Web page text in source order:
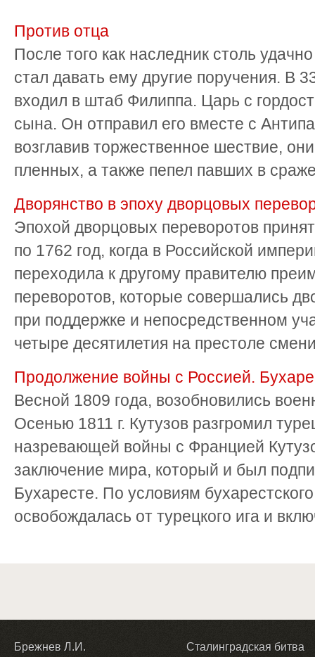
Против отца
После того как наследник столь
стал давать ему другие поручения. В
входил в штаб Филиппа. Царь с
сына. Он отправил его вместе с
возглавив торжественное шествие,
пленных, а также пепел павших в
Дворянство в эпоху дворцовых
Эпохой дворцовых переворотов
по 1762 год, когда в Российской
переходила к другому правителю
переворотов, которые совершались
при поддержке и непосредственном
четыре десятилетия на престоле
Продолжение войны с Россией.
Весной 1809 года, возобновились
Осенью 1811 г. Кутузов разгромил
назревающей войны с Францией
заключение мира, который и был
Бухаресте. По условиям
освобождалась от турецкого ига и
Брежнев Л.И. Сталинградская битва